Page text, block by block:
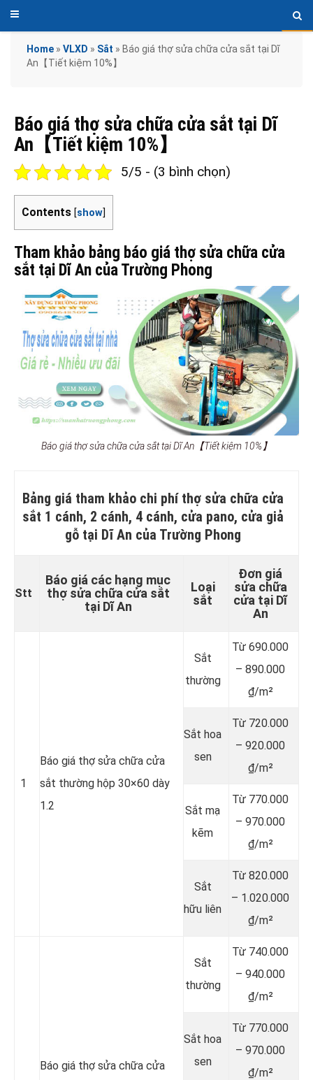
Home » VLXD » Sắt » Báo giá thợ sửa chữa cửa sắt tại Dĩ
An【Tiết kiệm 10%】
Báo giá thợ sửa chữa cửa sắt tại Dĩ
An【Tiết kiệm 10%】
5/5 - (3 bình chọn)
Contents [show]
Tham khảo bảng báo giá thợ sửa chữa cửa
sắt tại Dĩ An của Trường Phong
Báo giá thợ sửa chữa cửa sắt tại Dĩ An【Tiết kiệm 10%】
Bảng giá tham khảo chi phí thợ sửa chữa cửa
sắt 1 cánh, 2 cánh, 4 cánh, cửa pano, cửa giả
gỗ tại Dĩ An của Trường Phong
Stt
Báo giá các hạng mục
thợ sửa chữa cửa sắt
tại Dĩ An
Loại
sắt
Đơn giá
sửa chữa
cửa tại Dĩ
An
1
Báo giá thợ sửa chữa cửa
sắt thường hộp 30×60 dày
1.2
Sắt
thường
Từ 690.000
– 890.000
₫/m²
Sắt hoa
sen
Từ 720.000
– 920.000
₫/m²
Sắt mạ
kẽm
Từ 770.000
– 970.000
₫/m²
Sắt
hữu liên
Từ 820.000
– 1.020.000
₫/m²
Báo giá thợ sửa chữa cửa
Sắt
thường
Từ 740.000
– 940.000
₫/m²
Sắt hoa
sen
Từ 770.000
– 970.000
₫/m²